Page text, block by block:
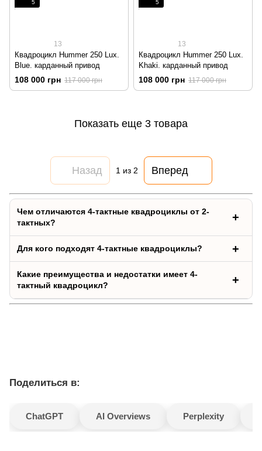
5
13
Квадроцикл Hummer 250 Lux.
Blue. карданный привод
108 000 грн 117 000 грн
5
13
Квадроцикл Hummer 250 Lux.
Khaki. карданный привод
108 000 грн 117 000 грн
Показать еще 3 товара
Назад 1из 2 Вперед
Чем отличаются 4-тактные квадроциклы от 2-
тактных?
Для кого подходят 4-тактные квадроциклы?
Какие преимущества и недостатки имеет 4-
тактный квадроцикл?
Поделиться в:
ChatGPT AI Overviews Perplexity